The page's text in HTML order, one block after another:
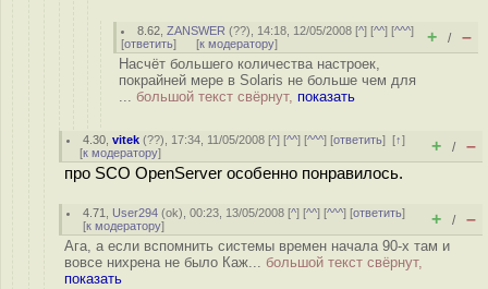
8.62 ,ZANSWER (??), 14:18, 12/05/2008 [^] [^^] [^^^]
[ответить] [к модератору] + / –
Насчёт большего количества настроек,
покрайней мере в Solaris не больше чем для
... большой текст свёрнут, показать
4.30 ,vitek (??), 17:34, 11/05/2008 [^] [^^] [^^^] [ответить][↑]
[к модератору] + / –
про SCO OpenServer особенно понравилось.
4.71 User294 (ok), 00:23, 13/05/2008 [^] [^^] [^^^] [ответить]
[к модератору] + / –
Ага, а если вспомнить системы времен начала 90-х там и
вовсе нихрена не было Каж... большой текст свёрнут,
показать